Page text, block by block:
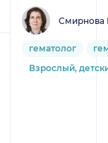
Смирнова
гематолог
Взрослый,